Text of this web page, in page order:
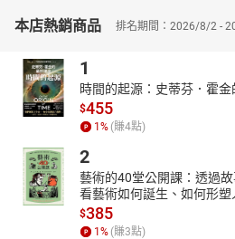
本店熱銷商品 排名期間：2026/8/2 -
1
時間的起源：史蒂芬．霍金
$455
1% (賺4點)
2
藝術的40堂公開課：透過
看藝術如何誕生、如何形塑
$385
1% (賺3點)